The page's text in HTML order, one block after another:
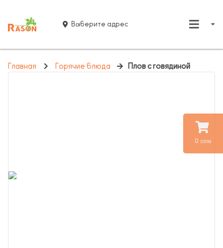
0 сом.
Выберите адрес
Главная Горячие блюда Плов с говядиной